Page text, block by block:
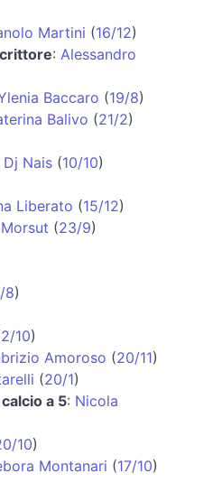
Martini (16/12)
: Alessandro
Baccaro (19/8)
Balivo (21/2)
Dj Nais (10/10)
Liberato (15/12)
(23/9)
8)
2/10)
Amoroso (20/11)
(20/1)
a 5: Nicola
10)
Montanari (17/10)